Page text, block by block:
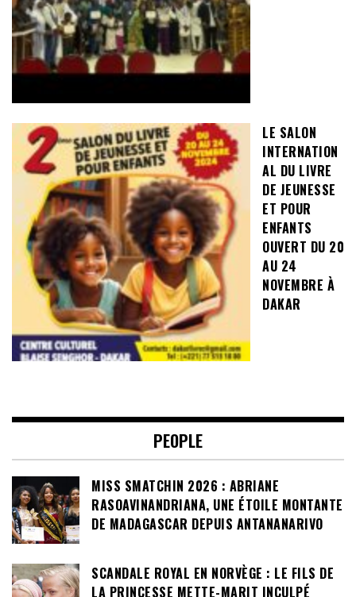
LE SALON
INTERNATION
AL DU LIVRE
DE JEUNESSE
ET POUR
ENFANTS
OUVERT DU 20
AU 24
NOVEMBRE À
DAKAR
PEOPLE
MISS SMATCHIN 2026 : ABRIANE
RASOAVINANDRIANA, UNE ÉTOILE MONTANTE
DE MADAGASCAR DEPUIS ANTANANARIVO
SCANDALE ROYAL EN NORVÈGE : LE FILS DE
LA PRINCESSE METTE-MARIT INCULPÉ